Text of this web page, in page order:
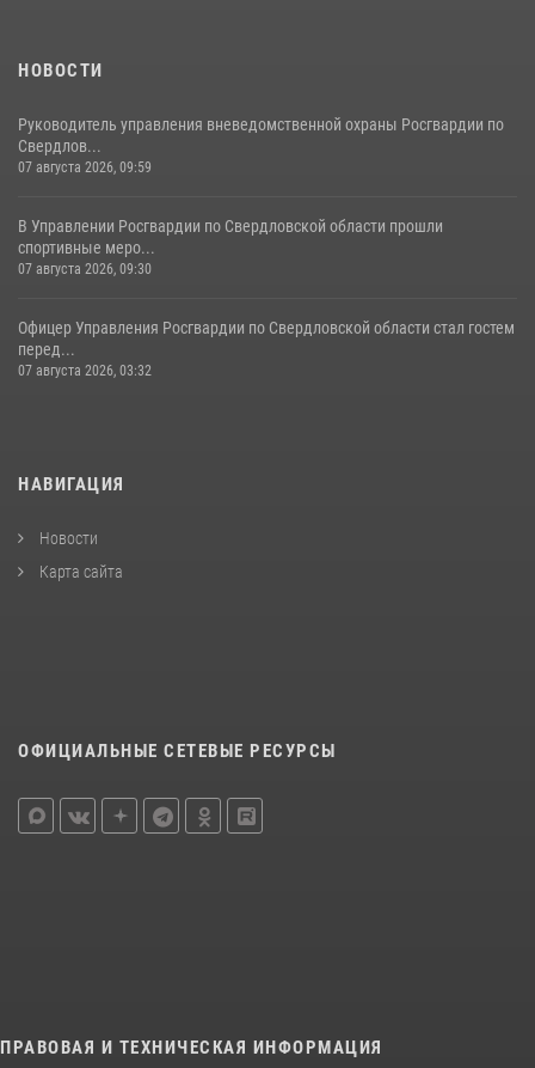
НОВОСТИ
Руководитель управления вневедомственной охраны Росгвардии по
Свердлов...
07 августа 2026, 09:59
В Управлении Росгвардии по Свердловской области прошли
спортивные меро...
07 августа 2026, 09:30
Офицер Управления Росгвардии по Свердловской области стал гостем
перед...
07 августа 2026, 03:32
НАВИГАЦИЯ
Новости
Карта сайта
ОФИЦИАЛЬНЫЕ СЕТЕВЫЕ РЕСУРСЫ
ПРАВОВАЯ И ТЕХНИЧЕСКАЯ ИНФОРМАЦИЯ